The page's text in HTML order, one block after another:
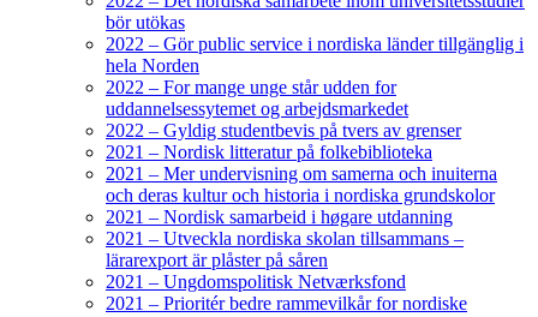
bör utökas
2022 – Gör public service i nordiska länder tillgänglig i
hela Norden
2022 – For mange unge står udden for
uddannelsessytemet og arbejdsmarkedet
2022 – Gyldig studentbevis på tvers av grenser
2021 – Nordisk litteratur på folkebiblioteka
2021 – Mer undervisning om samerna och inuiterna
och deras kultur och historia i nordiska grundskolor
2021 – Nordisk samarbeid i høgare utdanning
2021 – Utveckla nordiska skolan tillsammans –
lärarexport är plåster på såren
2021 – Ungdomspolitisk Netværksfond
2021 – Prioritér bedre rammevilkår for nordiske